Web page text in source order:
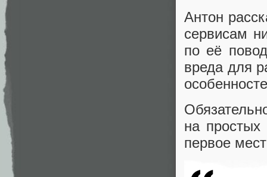
Антон
сервисам
по её
вреда для
на
первое